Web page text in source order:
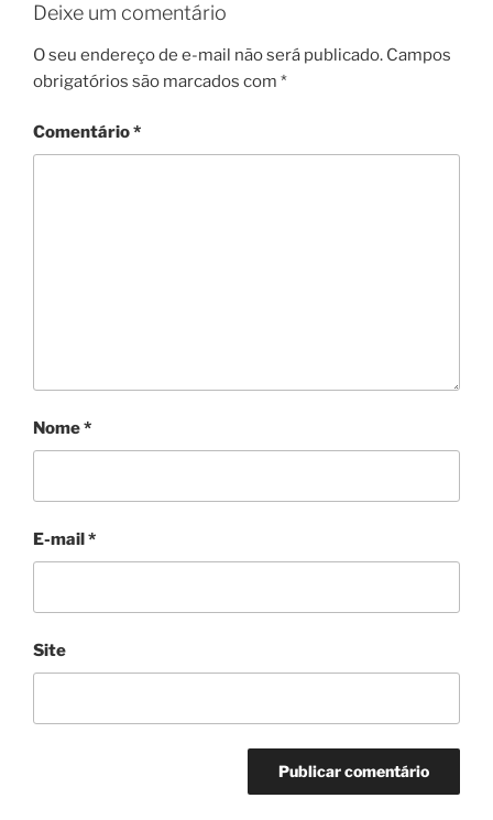
Deixe um comentário
O seu endereço de e-mail não será publicado. Campos
obrigatórios são marcados com *
Comentário*
Nome*
E-mail*
Site